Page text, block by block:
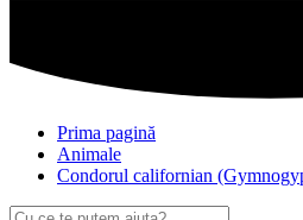
Prima pagină
Animale
Condorul californian
Caută